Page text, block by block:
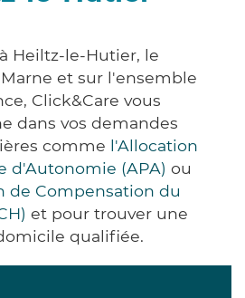
Heiltz-le-Hutier, le
et sur l'ensemble
Click&Care vous
dans vos demandes
comme l'Allocation
d'Autonomie (APA) ou
de Compensation du
et pour trouver une
qualifiée.